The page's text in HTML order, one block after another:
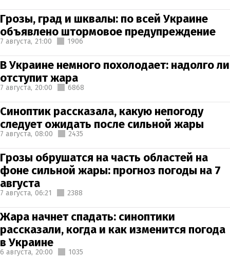
Грозы, град и шквалы: по всей Украине
объявлено штормовое предупреждение
7 августа, 21:00 1906
В Украине немного похолодает: надолго ли
отступит жара
7 августа, 20:00 6868
Синоптик рассказала, какую непогоду
следует ожидать после сильной жары
7 августа, 08:00 2435
Грозы обрушатся на часть областей на
фоне сильной жары: прогноз погоды на 7
августа
7 августа, 06:21 2388
Жара начнет спадать: синоптики
рассказали, когда и как изменится погода
в Украине
6 августа, 20:00 1035